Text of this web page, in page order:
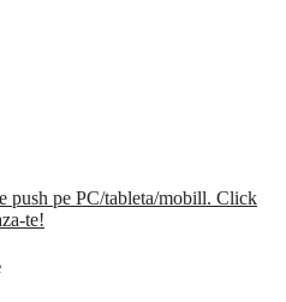
push pe PC/tableta/mobill. Click
te!